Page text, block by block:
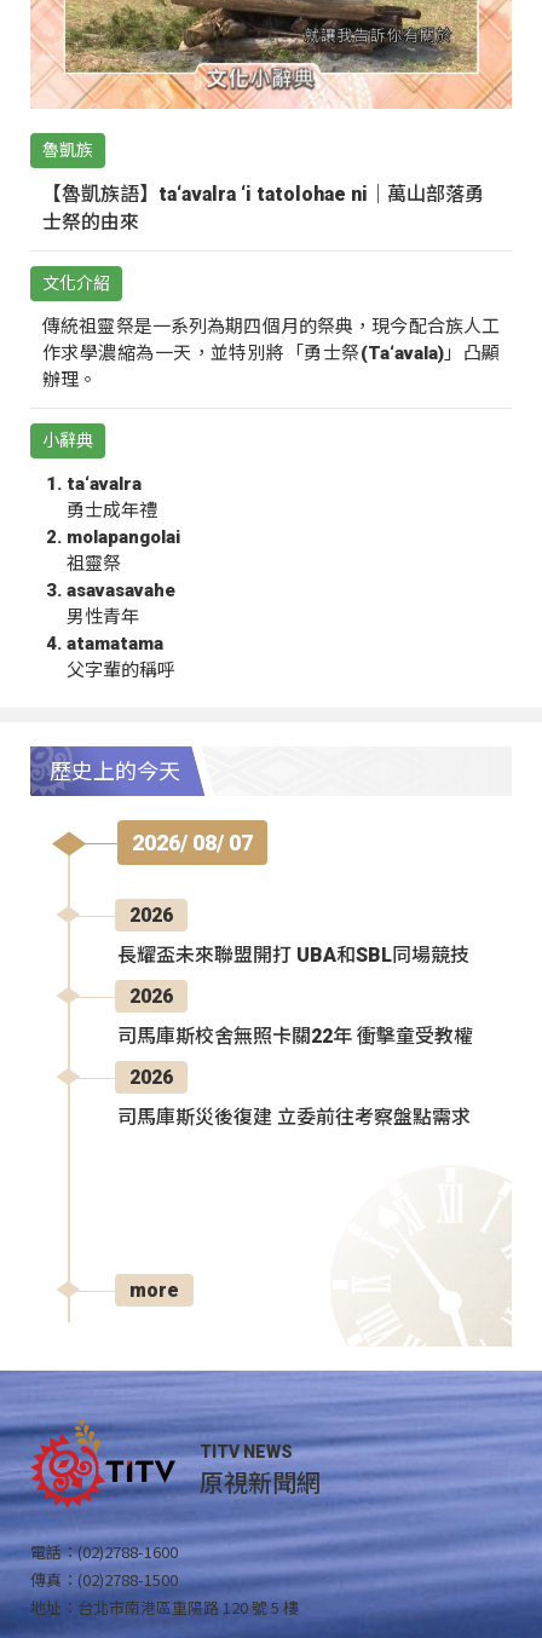
魯凱族
【魯凱族語】ta‘avalra ‘i tatolohae ni｜萬山部落勇
士祭的由來
文化介紹
傳統祖靈祭是一系列為期四個月的祭典，現今配合族人工
作求學濃縮為一天，並特別將「勇士祭(Ta‘avala)」凸顯
辦理。
小辭典
ta‘avalra
勇士成年禮
molapangolai
祖靈祭
asavasavahe
男性青年
atamatama
父字輩的稱呼
歷史上的今天
2026/ 08/ 07
2026
長耀盃未來聯盟開打 UBA和SBL同場競技
2026
司馬庫斯校舍無照卡關22年 衝擊童受教權
2026
司馬庫斯災後復建 立委前往考察盤點需求
more
TITV NEWS
原視新聞網
電話：(02)2788-1600
傳真：(02)2788-1500
地址：台北市南港區重陽路 120 號 5 樓